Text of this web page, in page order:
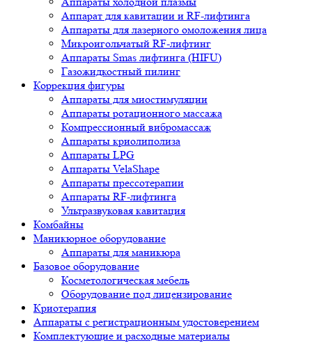
Аппарат для кавитации и RF-лифтинга
Аппараты для лазерного омоложения лица
Микроигольчатый RF-лифтинг
Аппараты Smas лифтинга (HIFU)
Газожидкостный пилинг
Коррекция фигуры
Аппараты для миостимуляции
Аппараты ротационного массажа
Компрессионный вибромассаж
Аппараты криолиполиза
Аппараты LPG
Аппараты VelaShape
Аппараты прессотерапии
Аппараты RF-лифтинга
Ультразвуковая кавитация
Комбайны
Маникюрное оборудование
Аппараты для маникюра
Базовое оборудование
Косметологическая мебель
Оборудование под лицензирование
Криотерапия
Аппараты c регистрационным удостоверением
Комплектующие и расходные материалы